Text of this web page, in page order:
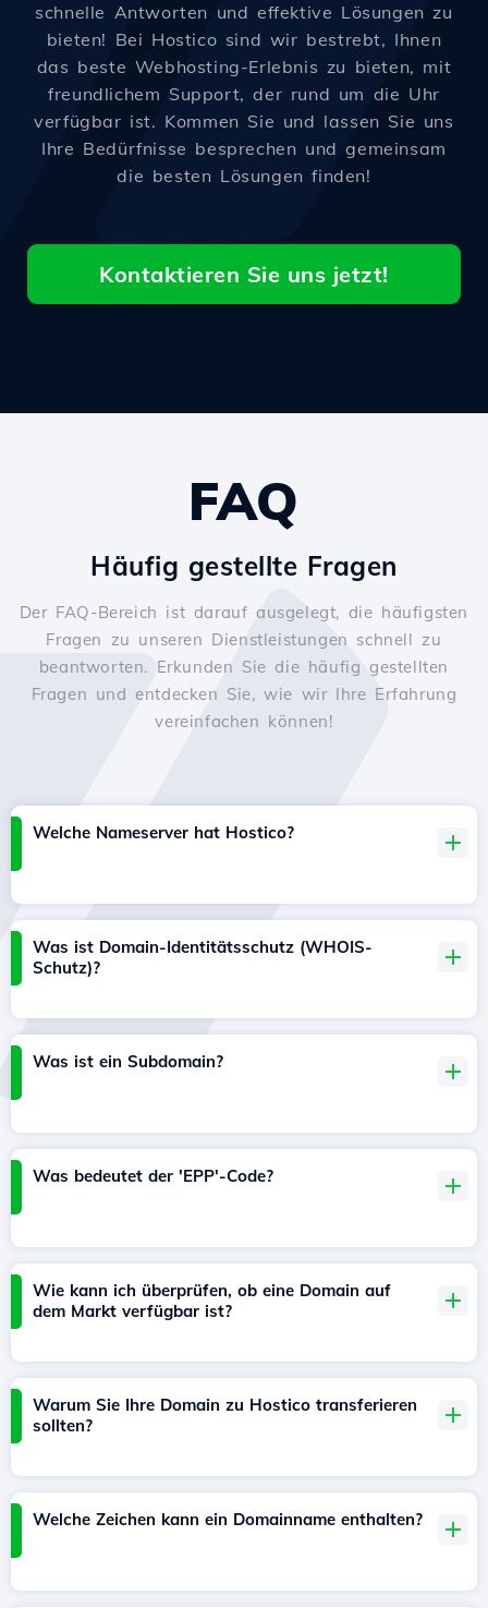
schnelle Antworten und effektive Lösungen zu
bieten! Bei Hostico sind wir bestrebt, Ihnen
das beste Webhosting-Erlebnis zu bieten, mit
freundlichem Support, der rund um die Uhr
verfügbar ist. Kommen Sie und lassen Sie uns
Ihre Bedürfnisse besprechen und gemeinsam
die besten Lösungen finden!
Kontaktieren Sie uns jetzt!
FAQ
Häufig gestellte Fragen
Der FAQ-Bereich ist darauf ausgelegt, die häufigsten
Fragen zu unseren Dienstleistungen schnell zu
beantworten. Erkunden Sie die häufig gestellten
Fragen und entdecken Sie, wie wir Ihre Erfahrung
vereinfachen können!
Welche Nameserver hat Hostico?
Was ist Domain-Identitätsschutz (WHOIS-
Schutz)?
Was ist ein Subdomain?
Was bedeutet der 'EPP'-Code?
Wie kann ich überprüfen, ob eine Domain auf
dem Markt verfügbar ist?
Warum Sie Ihre Domain zu Hostico transferieren
sollten?
Welche Zeichen kann ein Domainname enthalten?